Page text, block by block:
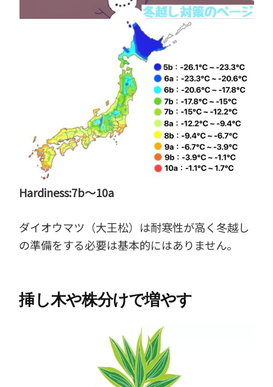
Hardiness:7b～10a
ダイオウマツ（大王松）は耐寒性が高く冬越し
の準備をする必要は基本的にはありません。
挿し木や株分けで増やす